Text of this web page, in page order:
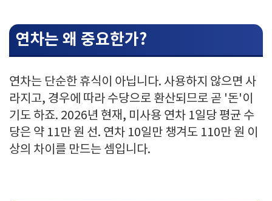
연차는 왜 중요한가?
연차는 단순한 휴식이 아닙니다. 사용하지 않으면 사
라지고, 경우에 따라 수당으로 환산되므로 곧 '돈'이
기도 하죠. 2026년 현재, 미사용 연차 1일당 평균 수
당은 약 11만 원 선. 연차 10일만 챙겨도 110만 원 이
상의 차이를 만드는 셈입니다.